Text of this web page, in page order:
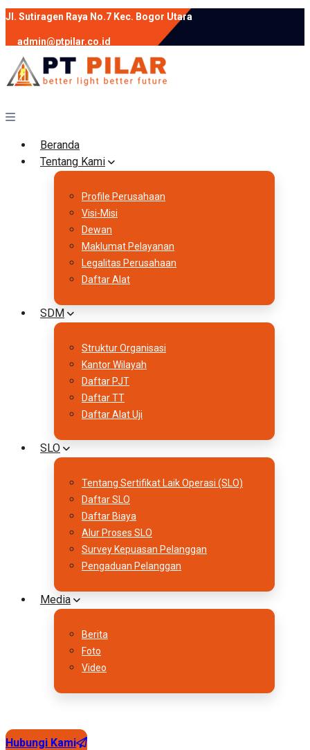
Jl. Sutiragen Raya No.7 Kec. Bogor Utara
admin@ptpilar.co.id
+62 812-9080-0020
instagram facebook
Follow :
Beranda
Tentang Kami
Profile Perusahaan
Visi-Misi
Dewan
Maklumat Pelayanan
Legalitas Perusahaan
Daftar Alat
SDM
Struktur Organisasi
Kantor Wilayah
Daftar PJT
Daftar TT
Daftar Alat Uji
SLO
Tentang Sertifikat Laik Operasi (SLO)
Daftar SLO
Daftar Biaya
Alur Proses SLO
Survey Kepuasan Pelanggan
Pengaduan Pelanggan
Media
Berita
Foto
Video
Hubungi Kami